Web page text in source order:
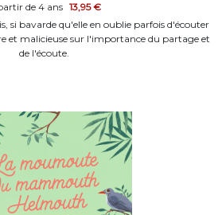
de 4 ans 13,95 €
si bavarde qu'elle en oublie parfois d'écouter
et malicieuse sur l'importance du partage et
de l'écoute.